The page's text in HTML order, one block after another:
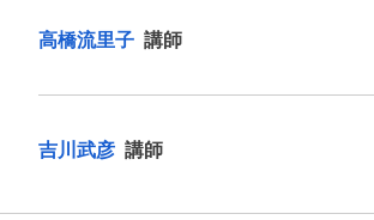
高橋流里子 講師
吉川武彦 講師